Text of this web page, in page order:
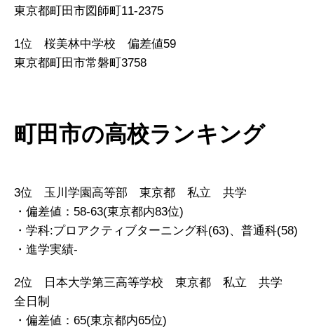
東京都町田市図師町11-2375
1位 桜美林中学校 偏差値59
東京都町田市常磐町3758
町田市の高校ランキング
3位 玉川学園高等部 東京都 私立 共学
・偏差値：58-63(東京都内83位)
・学科:プロアクティブターニング科(63)、普通科(58)
・進学実績-
2位 日本大学第三高等学校 東京都 私立 共学
全日制
・偏差値：65(東京都内65位)